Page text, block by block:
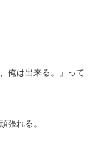
俺は出来る。」って
張れる。